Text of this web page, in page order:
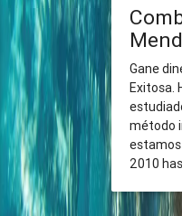
Gane
Exitosa.
método
estamos
2010